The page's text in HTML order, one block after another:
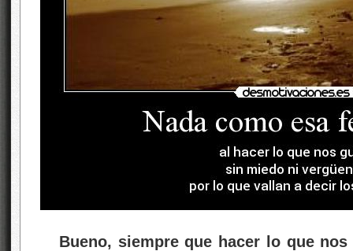
Bueno, siempre que hacer lo que